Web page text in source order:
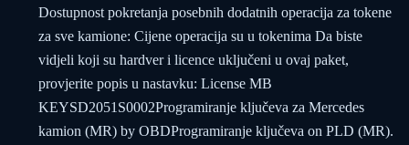
Dostupnost pokretanja posebnih dodatnih operacija za tokene
za sve kamione: Cijene operacija su u tokenima Da biste
vidjeli koji su hardver i licence uključeni u ovaj paket,
provjerite popis u nastavku: License MB
KEYSD2051S0002Programiranje ključeva za Mercedes
kamion (MR) by OBDProgramiranje ključeva on PLD (MR).